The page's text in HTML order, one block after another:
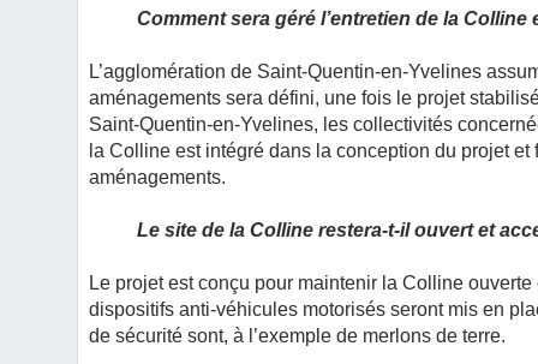
Comment sera géré l’entretien de la Colline
L’agglomération de Saint-Quentin-en-Yvelines
aménagements sera défini, une fois le projet
Saint-Quentin-en-Yvelines, les collectivités
la Colline est intégré dans la conception du projet
aménagements.
Le site de la Colline restera-t-il ouvert et
Le projet est conçu pour maintenir la Colline
dispositifs anti-véhicules motorisés seront mis en
de sécurité sont, à l’exemple de merlons de terre.